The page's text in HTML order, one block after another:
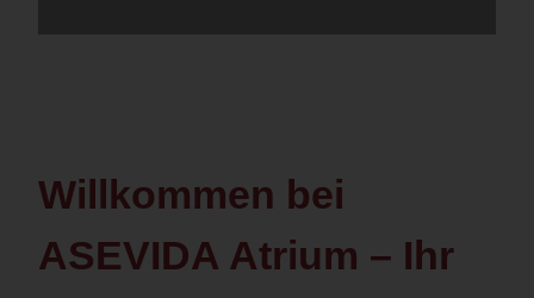
Willkommen bei
ASEVIDA Atrium – Ihr